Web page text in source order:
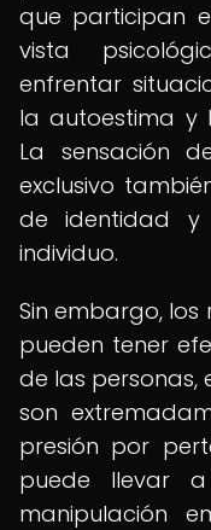
que participan
vista
enfrentar
la autoestima y
La sensación
exclusivo
de identidad
individuo.
Sin embargo, los
pueden tener
de las personas,
son
presión por
puede llevar
manipulación